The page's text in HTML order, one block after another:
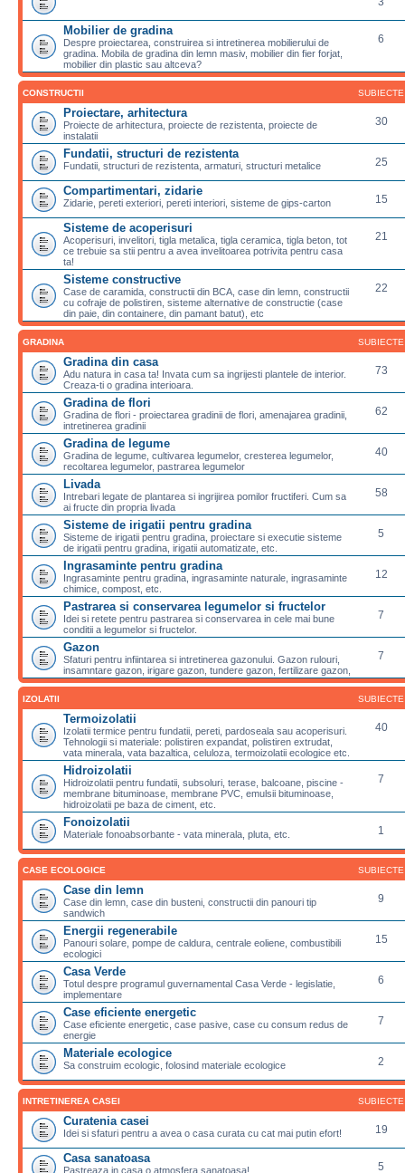
Mobilier de gradina
Despre proiectarea, construirea si intretinerea mobilierului de
gradina. Mobila de gradina din lemn masiv, mobilier din fier forjat,
mobilier din plastic sau altceva?
6
CONSTRUCTII SUBIECTE
Proiectare, arhitectura
Proiecte de arhitectura, proiecte de rezistenta, proiecte de
instalatii
30
Fundatii, structuri de rezistenta
Fundatii, structuri de rezistenta, armaturi, structuri metalice 25
Compartimentari, zidarie
Zidarie, pereti exteriori, pereti interiori, sisteme de gips-carton 15
Sisteme de acoperisuri
Acoperisuri, invelitori, tigla metalica, tigla ceramica, tigla beton, tot
ce trebuie sa stii pentru a avea invelitoarea potrivita pentru casa
ta!
21
Sisteme constructive
Case de caramida, constructii din BCA, case din lemn, constructii
cu cofraje de polistiren, sisteme alternative de constructie (case
din paie, din containere, din pamant batut), etc
22
GRADINA SUBIECTE
Gradina din casa
Adu natura in casa ta! Invata cum sa ingrijesti plantele de interior.
Creaza-ti o gradina interioara.
73
Gradina de flori
Gradina de flori - proiectarea gradinii de flori, amenajarea gradinii,
intretinerea gradinii
62
Gradina de legume
Gradina de legume, cultivarea legumelor, cresterea legumelor,
recoltarea legumelor, pastrarea legumelor
40
Livada
Intrebari legate de plantarea si ingrijirea pomilor fructiferi. Cum sa
ai fructe din propria livada
58
Sisteme de irigatii pentru gradina
Sisteme de irigatii pentru gradina, proiectare si executie sisteme
de irigatii pentru gradina, irigatii automatizate, etc.
5
Ingrasaminte pentru gradina
Ingrasaminte pentru gradina, ingrasaminte naturale, ingrasaminte
chimice, compost, etc.
12
Pastrarea si conservarea legumelor si fructelor
Idei si retete pentru pastrarea si conservarea in cele mai bune
conditii a legumelor si fructelor.
7
Gazon
Sfaturi pentru infiintarea si intretinerea gazonului. Gazon rulouri,
insamntare gazon, irigare gazon, tundere gazon, fertilizare gazon,
7
IZOLATII SUBIECTE
Termoizolatii
Izolatii termice pentru fundatii, pereti, pardoseala sau acoperisuri.
Tehnologii si materiale: polistiren expandat, polistiren extrudat,
vata minerala, vata bazaltica, celuloza, termoizolatii ecologice etc.
40
Hidroizolatii
Hidroizolatii pentru fundatii, subsoluri, terase, balcoane, piscine -
membrane bituminoase, membrane PVC, emulsii bituminoase,
hidroizolatii pe baza de ciment, etc.
7
Fonoizolatii
Materiale fonoabsorbante - vata minerala, pluta, etc. 1
CASE ECOLOGICE SUBIECTE
Case din lemn
Case din lemn, case din busteni, constructii din panouri tip
sandwich
9
Energii regenerabile
Panouri solare, pompe de caldura, centrale eoliene, combustibili
ecologici
15
Casa Verde
Totul despre programul guvernamental Casa Verde - legislatie,
implementare
6
Case eficiente energetic
Case eficiente energetic, case pasive, case cu consum redus de
energie
7
Materiale ecologice
Sa construim ecologic, folosind materiale ecologice 2
INTRETINEREA CASEI SUBIECTE
Curatenia casei
Idei si sfaturi pentru a avea o casa curata cu cat mai putin efort! 19
Casa sanatoasa
Pastreaza in casa o atmosfera sanatoasa! 5